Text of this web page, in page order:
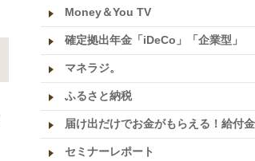
Money＆You TV
確定拠出年金「iDeCo」「企業型」
マネラジ。
ふるさと納税
届け出だけでお金がもらえる！給付
セミナーレポート